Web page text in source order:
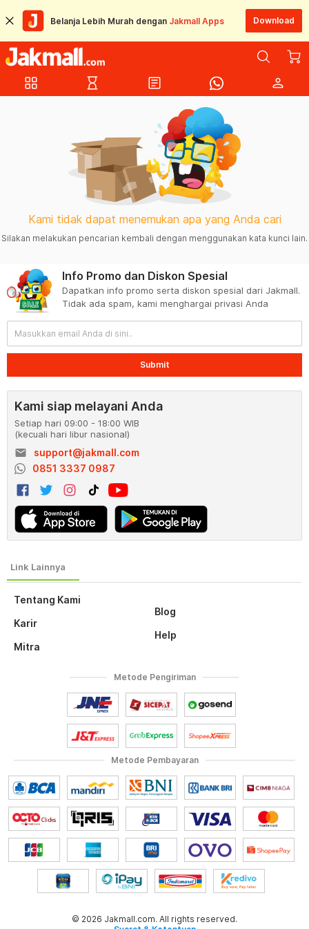
Belanja Lebih Murah dengan Jakmall Apps Download
grid_view hourglass_empty article person
Kami tidak dapat menemukan apa yang Anda cari
Silakan melakukan pencarian kembali dengan menggunakan kata kunci lain.
Tentang Kami
Karir
Mitra
Blog
Help
Info Promo dan Diskon Spesial
Dapatkan info promo serta diskon spesial dari Jakmall.
Tidak ada spam, kami menghargai privasi Anda
Submit
Kami siap melayani Anda
Setiap hari 09:00 - 18:00 WIB
(kecuali hari libur nasional)
email
support@jakmall.com
0851 3337 0987
Metode Pembayaran
Metode Pengiriman
© 2026 Jakmall.com. All rights reserved.